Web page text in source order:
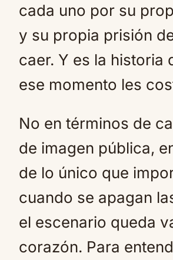
cada uno por su
y su propia prisión
caer. Y es la historia
ese momento les
No en términos de
de imagen pública,
de lo único que
cuando se apagan
el escenario queda
corazón. Para